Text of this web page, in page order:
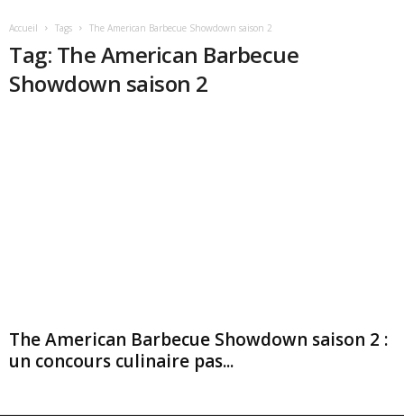
Accueil Tags The American Barbecue Showdown saison 2
Tag: The American Barbecue
Showdown saison 2
The American Barbecue Showdown saison 2 :
un concours culinaire pas...